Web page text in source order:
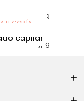
capilar
